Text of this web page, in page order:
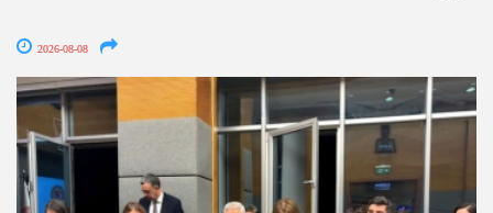
2026-08-08